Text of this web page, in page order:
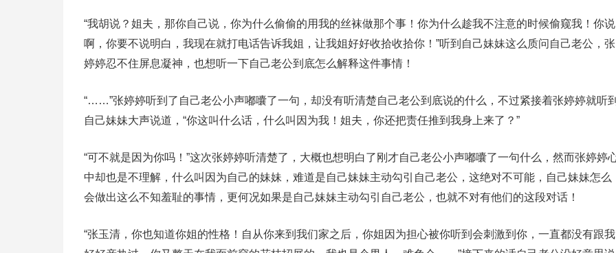
“我胡说？姐夫，那你自己说，你为什么偷偷的用我的丝袜做那个事！你为什么趁我不注意的时候偷窥我！你说
啊，你要不说明白，我现在就打电话告诉我姐，让我姐好好收拾收拾你！”听到自己妹妹这么质问自己老公，张
婷婷忍不住屏息凝神，也想听一下自己老公到底怎么解释这件事情！
“……”张婷婷听到了自己老公小声嘟囔了一句，却没有听清楚自己老公到底说的什么，不过紧接着张婷婷就听
自己妹妹大声说道，“你这叫什么话，什么叫因为我！姐夫，你还把责任推到我身上来了？”
“可不就是因为你吗！”这次张婷婷听清楚了，大概也想明白了刚才自己老公小声嘟囔了一句什么，然而张婷婷
中却也是不理解，什么叫因为自己的妹妹，难道是自己妹妹主动勾引自己老公，这绝对不可能，自己妹妹怎么
会做出这么不知羞耻的事情，更何况如果是自己妹妹主动勾引自己老公，也就不对有他们的这段对话！
“张玉清，你也知道你姐的性格！自从你来到我们家之后，你姐因为担心被你听到会刺激到你，一直都没有跟我